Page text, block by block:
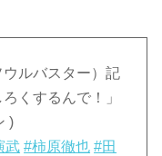
ルバスター）記
くするんで！」
)
武 #柿原徹也 #田